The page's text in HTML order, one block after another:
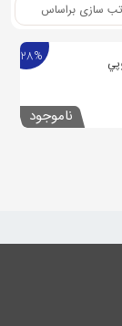
ناموجود
28%